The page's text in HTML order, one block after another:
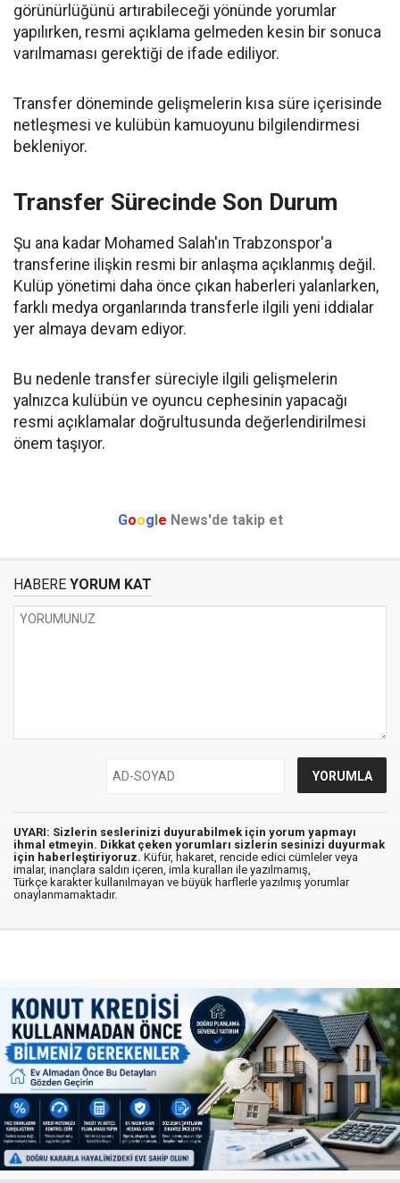
görünürlüğünü artırabileceği yönünde yorumlar
yapılırken, resmi açıklama gelmeden kesin bir sonuca
varılmaması gerektiği de ifade ediliyor.
Transfer döneminde gelişmelerin kısa süre içerisinde
netleşmesi ve kulübün kamuoyunu bilgilendirmesi
bekleniyor.
Transfer Sürecinde Son Durum
Şu ana kadar Mohamed Salah'ın Trabzonspor'a
transferine ilişkin resmi bir anlaşma açıklanmış değil.
Kulüp yönetimi daha önce çıkan haberleri yalanlarken,
farklı medya organlarında transferle ilgili yeni iddialar
yer almaya devam ediyor.
Bu nedenle transfer süreciyle ilgili gelişmelerin
yalnızca kulübün ve oyuncu cephesinin yapacağı
resmi açıklamalar doğrultusunda değerlendirilmesi
önem taşıyor.
Google News'de takip et
HABERE YORUM KAT
UYARI: Sizlerin seslerinizi duyurabilmek için yorum yapmayı
ihmal etmeyin. Dikkat çeken yorumları sizlerin sesinizi duyurmak
için haberleştiriyoruz. Küfür, hakaret, rencide edici cümleler veya
imalar, inançlara saldırı içeren, imla kuralları ile yazılmamış,
Türkçe karakter kullanılmayan ve büyük harflerle yazılmış yorumlar
onaylanmamaktadır.